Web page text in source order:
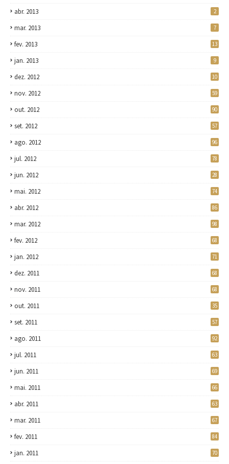
abr. 2013 2
mar. 2013 7
fev. 2013 13
jan. 2013 9
dez. 2012 10
nov. 2012 59
out. 2012 90
set. 2012 57
ago. 2012 96
jul. 2012 78
jun. 2012 28
mai. 2012 74
abr. 2012 86
mar. 2012 98
fev. 2012 68
jan. 2012 71
dez. 2011 68
nov. 2011 68
out. 2011 35
set. 2011 57
ago. 2011 92
jul. 2011 63
jun. 2011 69
mai. 2011 66
abr. 2011 63
mar. 2011 67
fev. 2011 84
jan. 2011 70